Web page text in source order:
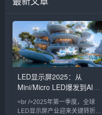
LED显示屏2025：从
Mini/Micro LED爆发到AI驱
动内容革命
<br />2025年第一季度，全球
LED显示屏产业迎来关键转折